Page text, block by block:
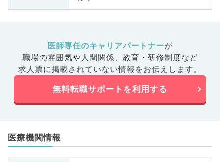
健診・
医師専任のキャリアパートナーが
職場の雰囲気や人間関係、 教育・研修制度など
求人票に掲載されていない情報をお伝えします。
無料転職サポートを利用する
医療機関情報